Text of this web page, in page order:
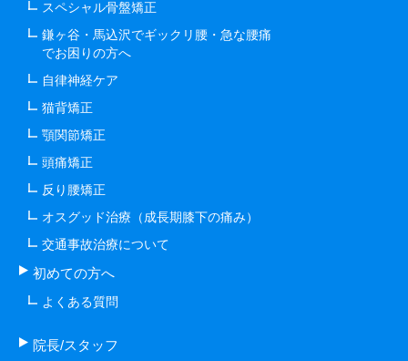
スペシャル骨盤矯正
鎌ヶ谷・馬込沢でギックリ腰・急な腰痛
でお困りの方へ
自律神経ケア
猫背矯正
顎関節矯正
頭痛矯正
反り腰矯正
オスグッド治療（成長期膝下の痛み）
交通事故治療について
初めての方へ
よくある質問
院長/スタッフ